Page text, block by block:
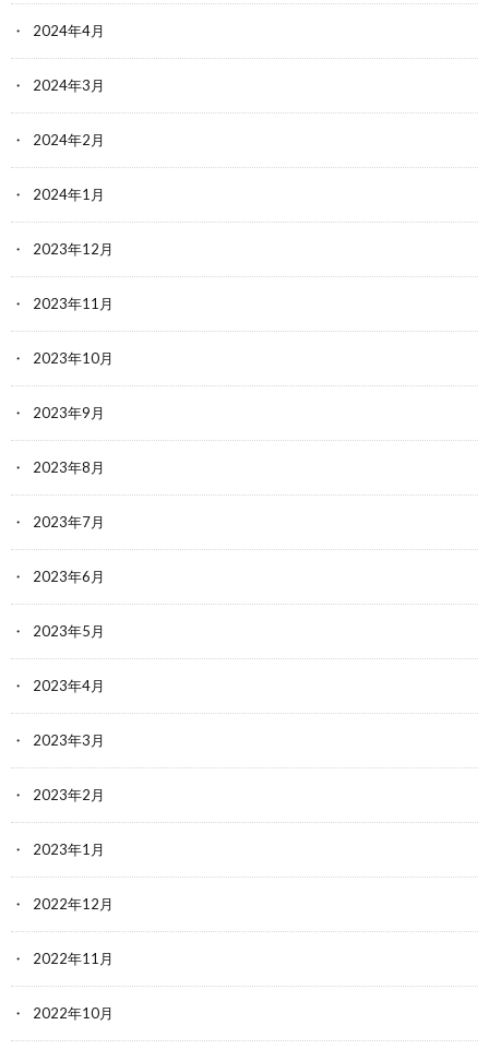
2024年4月
2024年3月
2024年2月
2024年1月
2023年12月
2023年11月
2023年10月
2023年9月
2023年8月
2023年7月
2023年6月
2023年5月
2023年4月
2023年3月
2023年2月
2023年1月
2022年12月
2022年11月
2022年10月